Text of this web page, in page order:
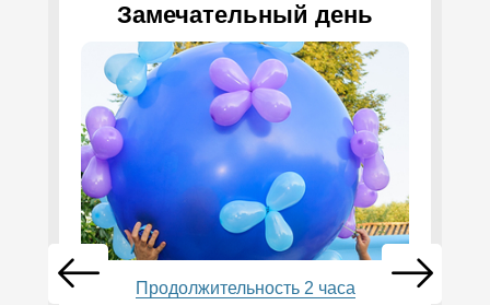
Замечательный день
Продолжительность 2 часа